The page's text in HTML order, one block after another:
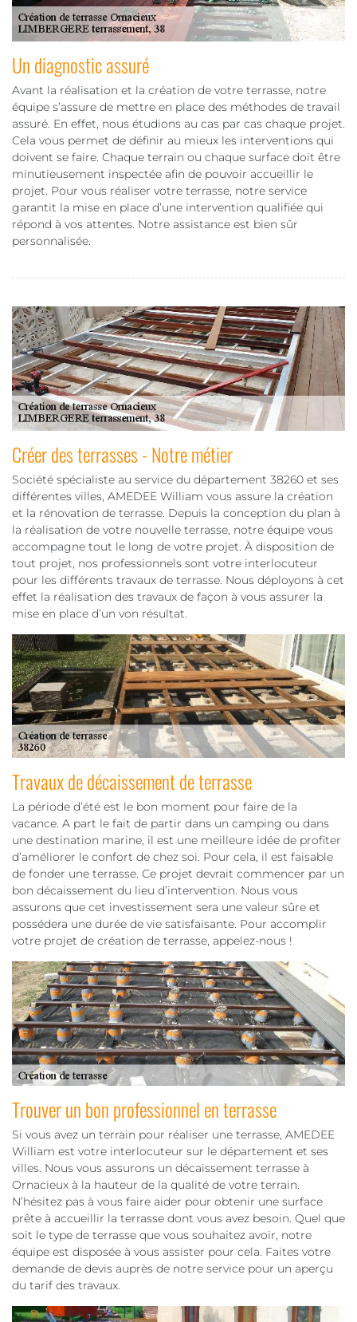
Un diagnostic assuré
Avant la réalisation et la création de votre terrasse, notre
équipe s’assure de mettre en place des méthodes de travail
assuré. En effet, nous étudions au cas par cas chaque projet.
Cela vous permet de définir au mieux les interventions qui
doivent se faire. Chaque terrain ou chaque surface doit être
minutieusement inspectée afin de pouvoir accueillir le
projet. Pour vous réaliser votre terrasse, notre service
garantit la mise en place d’une intervention qualifiée qui
répond à vos attentes. Notre assistance est bien sûr
personnalisée.
Créer des terrasses - Notre métier
Société spécialiste au service du département 38260 et ses
différentes villes, AMEDEE William vous assure la création
et la rénovation de terrasse. Depuis la conception du plan à
la réalisation de votre nouvelle terrasse, notre équipe vous
accompagne tout le long de votre projet. À disposition de
tout projet, nos professionnels sont votre interlocuteur
pour les différents travaux de terrasse. Nous déployons à cet
effet la réalisation des travaux de façon à vous assurer la
mise en place d’un von résultat.
Travaux de décaissement de terrasse
La période d’été est le bon moment pour faire de la
vacance. A part le fait de partir dans un camping ou dans
une destination marine, il est une meilleure idée de profiter
d’améliorer le confort de chez soi. Pour cela, il est faisable
de fonder une terrasse. Ce projet devrait commencer par un
bon décaissement du lieu d’intervention. Nous vous
assurons que cet investissement sera une valeur sûre et
possédera une durée de vie satisfaisante. Pour accomplir
votre projet de création de terrasse, appelez-nous !
Trouver un bon professionnel en terrasse
Si vous avez un terrain pour réaliser une terrasse, AMEDEE
William est votre interlocuteur sur le département et ses
villes. Nous vous assurons un décaissement terrasse à
Ornacieux à la hauteur de la qualité de votre terrain.
N’hésitez pas à vous faire aider pour obtenir une surface
prête à accueillir la terrasse dont vous avez besoin. Quel que
soit le type de terrasse que vous souhaitez avoir, notre
équipe est disposée à vous assister pour cela. Faites votre
demande de devis auprès de notre service pour un aperçu
du tarif des travaux.